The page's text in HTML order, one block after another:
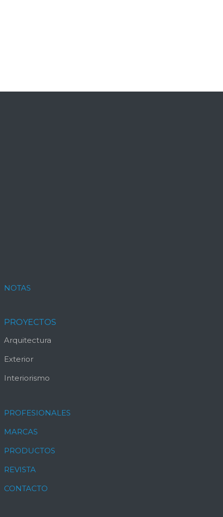
NOTAS
PROYECTOS
Arquitectura
Exterior
Interiorismo
PROFESIONALES
MARCAS
PRODUCTOS
REVISTA
CONTACTO